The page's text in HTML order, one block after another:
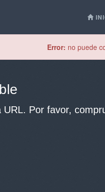
Error: no puede
Por favor,